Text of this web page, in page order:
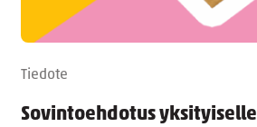
Tiedote
Sovintoehdotus yksityiselle